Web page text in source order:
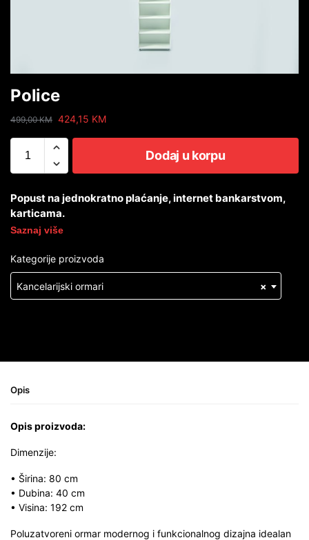
Police
499,00KM 424,15 KM
Dodaj u korpu
Popust na jednokratno plaćanje, internet bankarstvom,
karticama.
Saznaj više
Kategorije proizvoda
×
Kancelarijski ormari
Opis
Opis proizvoda:
Dimenzije:
• Širina: 80 cm
• Dubina: 40 cm
• Visina: 192 cm
Poluzatvoreni ormar modernog i funkcionalnog dizajna idealan